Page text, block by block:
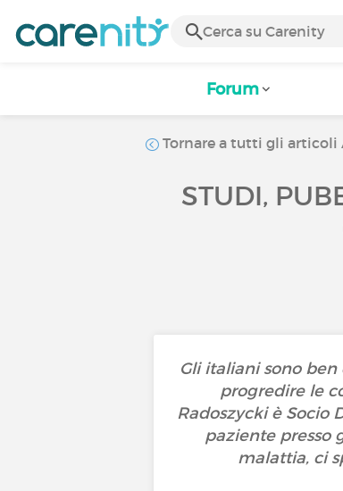
Forum
Tornare a tutti gli
STUDI,
Gli italiani sono
progredire le
Radoszycki è Socio
paziente presso
malattia, ci